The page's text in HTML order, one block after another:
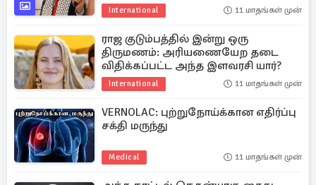
International 11 மாதங்கள் முன்
ராஜ குடும்பத்தில் இன்று ஒரு
திருமணம்: அரியணையேற தடை
விதிக்கப்பட்ட அந்த இளவரசி யார்?
International 11 மாதங்கள் முன்
VERNOLAC: புற்றுநோய்க்கான எதிர்ப்பு
சக்தி மருந்து
Medical 11 மாதங்கள் முன்